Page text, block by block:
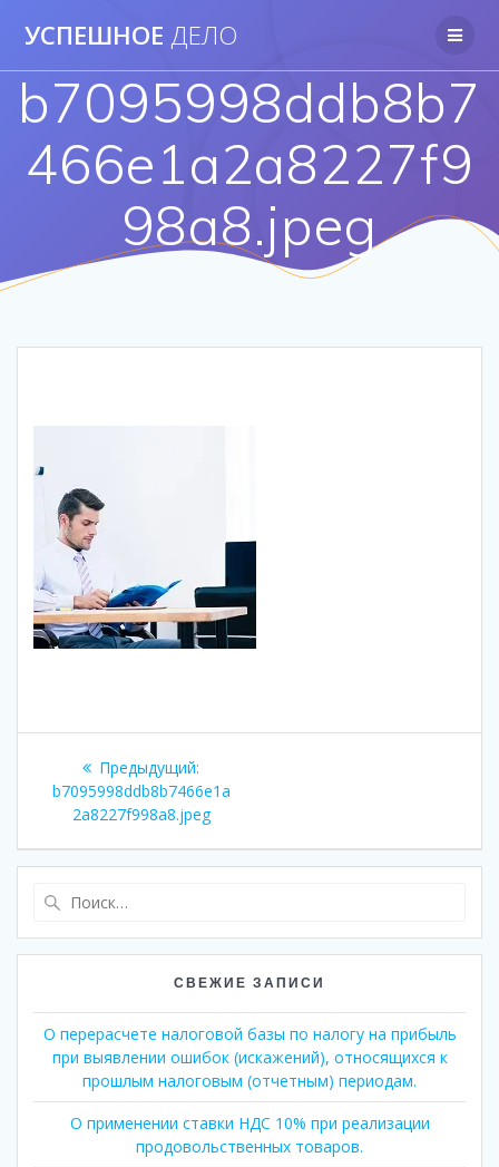
УСПЕШНОЕ ДЕЛО
b7095998ddb8b7
466e1a2a8227f9
98a8.jpeg
Навигация
по
записям
Предыдущий:
запись:
b7095998ddb8b7466e1a
2a8227f998a8.jpeg
СВЕЖИЕ ЗАПИСИ
О перерасчете налоговой базы по налогу на прибыль
при выявлении ошибок (искажений), относящихся к
прошлым налоговым (отчетным) периодам.
О применении ставки НДС 10% при реализации
продовольственных товаров.